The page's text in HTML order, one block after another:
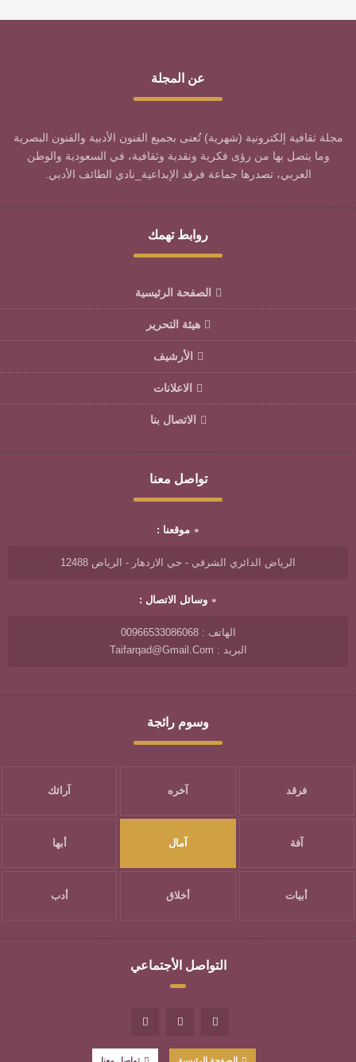
عن المجلة
مجلة ثقافية إلكترونية (شهرية) تُعنى بجميع الفنون الأدبية والفنون البصرية
وما يتصل بها من رؤى فكرية ونقدية وثقافية، في السعودية والوطن
العربي، تصدرها جماعة فرقد الإبداعية_نادي الطائف الأدبي.
روابط تهمك
الصفحة الرئيسية
هيئة التحرير
الأرشيف
الاعلانات
الاتصال بنا
تواصل معنا
موقعنا :
الرياض الدائري الشرقي - حي الازدهار - الرياض 12488
وسائل الاتصال :
الهاتف : 00966533086068
البريد : Taifarqad@gmail.com
وسوم رائجة
فرقد آخره آرائك
آفة آمال أبها
أبيات أخلاق أدب
التواصل الأجتماعي